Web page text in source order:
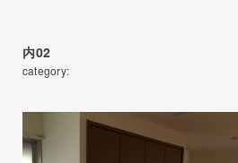
内02
category: